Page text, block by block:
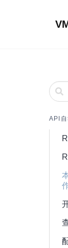
API